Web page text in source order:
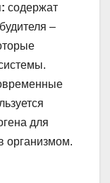
содержат
–
для
организмом.